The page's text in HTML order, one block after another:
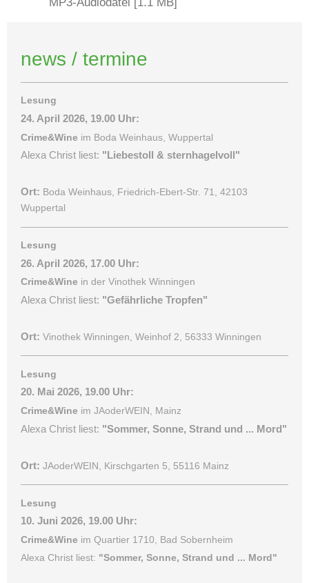
MP3-Audiodatei [1.1 MB]
news / termine
Lesung
24. April 2026, 19.00 Uhr:
Crime&Wine im Boda Weinhaus, Wuppertal
Alexa Christ liest: "Liebestoll & sternhagelvoll"
Ort: Boda Weinhaus, Friedrich-Ebert-Str. 71, 42103
Wuppertal
Lesung
26. April 2026, 17.00 Uhr:
Crime&Wine in der Vinothek Winningen
Alexa Christ liest: "Gefährliche Tropfen"
Ort: Vinothek Winningen, Weinhof 2, 56333 Winningen
Lesung
20. Mai 2026, 19.00 Uhr:
Crime&Wine im JAoderWEIN, Mainz
Alexa Christ liest: "Sommer, Sonne, Strand und ... Mord"
Ort: JAoderWEIN, Kirschgarten 5, 55116 Mainz
Lesung
10. Juni 2026, 19.00 Uhr:
Crime&Wine im Quartier 1710, Bad Sobernheim
Alexa Christ liest: "Sommer, Sonne, Strand und ... Mord"